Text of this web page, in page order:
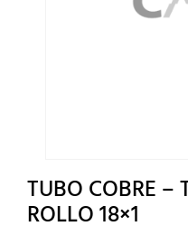
TUBO COBRE –
ROLLO 18×1